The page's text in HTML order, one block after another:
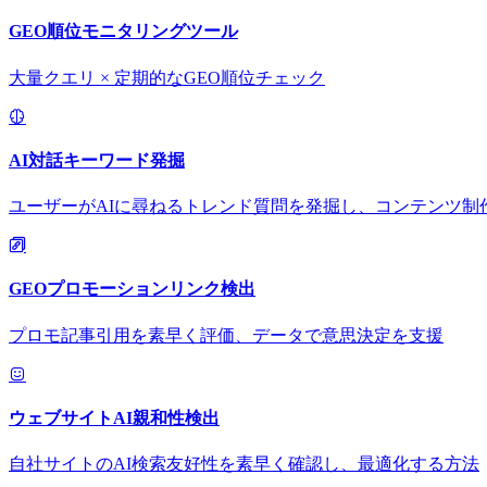
GEO順位モニタリングツール
大量クエリ × 定期的なGEO順位チェック
AI対話キーワード発掘
ユーザーがAIに尋ねるトレンド質問を発掘し、コンテンツ制
GEOプロモーションリンク検出
プロモ記事引用を素早く評価、データで意思決定を支援
ウェブサイトAI親和性検出
自社サイトのAI検索友好性を素早く確認し、最適化する方法